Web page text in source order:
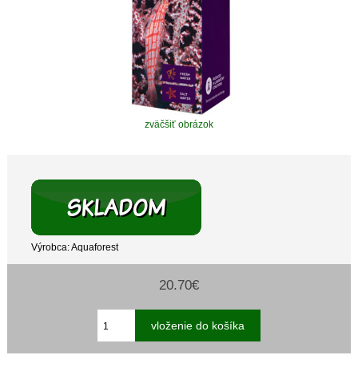
zväčšiť obrázok
Výrobca: Aquaforest
20.70€